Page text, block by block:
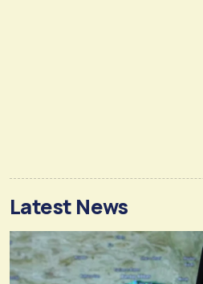
Latest News